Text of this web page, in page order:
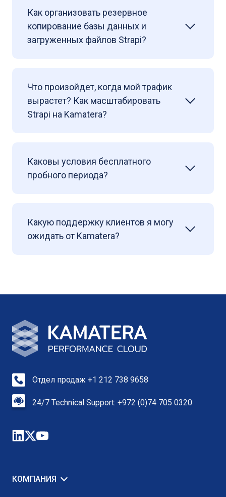
Как организовать резервное
копирование базы данных и
загруженных файлов Strapi?
Что произойдет, когда мой трафик
вырастет? Как масштабировать
Strapi на Kamatera?
Каковы условия бесплатного
пробного периода?
Какую поддержку клиентов я могу
ожидать от Kamatera?
Отдел продаж +1 212 738 9658
24/7 Technical Support: +972 (0)74 705 0320
КОМПАНИЯ